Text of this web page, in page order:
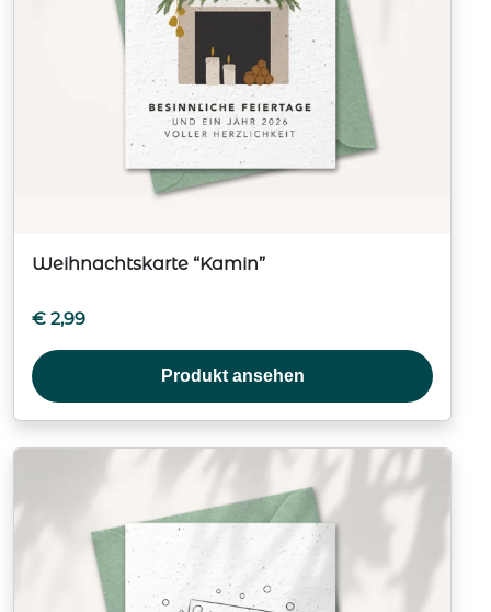
Weihnachtskarte “Kamin”
€ 2,99
Produkt ansehen